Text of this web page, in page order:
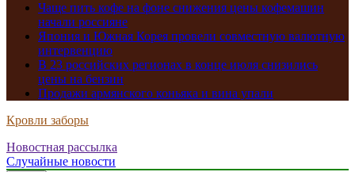
Чаще пить кофе на фоне снижения цены кофемашин
начали россияне
Япония и Южная Корея провели совместную валютную
интервенцию
В 23 российских регионах в конце июля снизились
цены на бензин
Продажи армянского коньяка и вина упали
Кровли заборы
Новостная рассылка
Случайные новости